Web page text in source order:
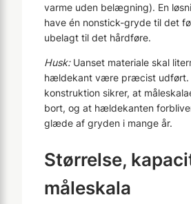
varme uden belægning). En
have én nonstick-gryde til det
ubelagt til det hårdføre.
Husk:Uanset materiale skal
hældekant være præcist udført.
konstruktion sikrer, at
bort, og at hældekanten
glæde af gryden i mange år.
Størrelse,
måleskala